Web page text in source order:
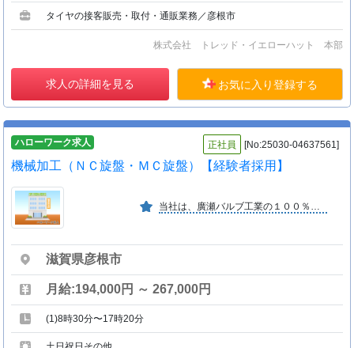
タイヤの接客販売・取付・通販業務／彦根市
株式会社 トレッド・イエローハット 本部
求人の詳細を見る お気に入り登録する
ハローワーク求人 正社員 [No:25030-04637561]
機械加工（ＮＣ旋盤・ＭＣ旋盤）【経験者採用】
滋賀県彦根市
月給:194,000円 ～ 267,000円
(1)8時30分〜17時20分